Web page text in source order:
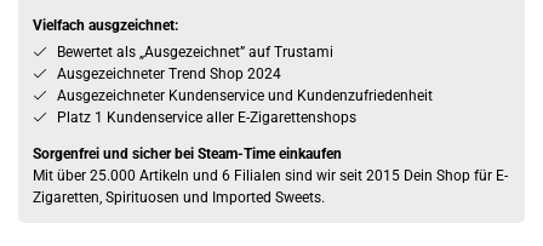
Vielfach ausgzeichnet:
Bewertet als „Ausgezeichnet” auf Trustami
Ausgezeichneter Trend Shop 2024
Ausgezeichneter Kundenservice und Kundenzufriedenheit
Platz 1 Kundenservice aller E-Zigarettenshops
Sorgenfrei und sicher bei Steam-Time einkaufen
Mit über 25.000 Artikeln und 6 Filialen sind wir seit 2015 Dein Shop für E-
Zigaretten, Spirituosen und Imported Sweets.